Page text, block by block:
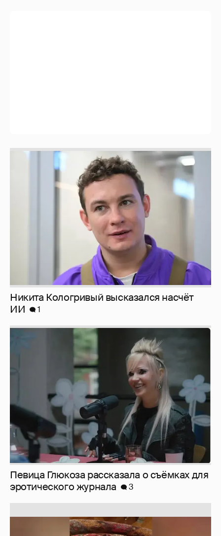
Никита Кологривый высказался насчёт
Певица Глюкоза рассказала о съёмках для
эротического журнала
3
Юлия Высоцкая выложила селфи без